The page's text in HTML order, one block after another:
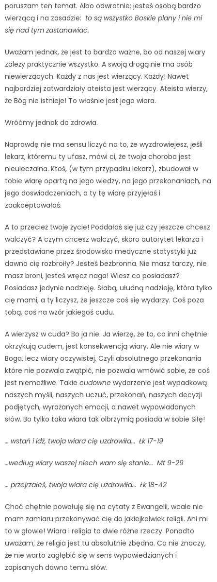
poruszam ten temat. Albo odwrotnie: jesteś osobą bardzo
wierzącą i na zasadzie: to są wszystko Boskie plany i nie mi
się nad tym zastanawiać.
Uważam jednak, że jest to bardzo ważne, bo od naszej wiary
zależy praktycznie wszystko. A swoją drogą nie ma osób
niewierzących. Każdy z nas jest wierzący. Każdy! Nawet
najbardziej zatwardziały ateista jest wierzący. Ateista wierzy,
że Bóg nie istnieje! To właśnie jest jego wiara.
Wróćmy jednak do zdrowia.
Naprawdę nie ma sensu liczyć na to, że wyzdrowiejesz, jeśli
lekarz, któremu ty ufasz, mówi ci, że twoja choroba jest
nieuleczalna. Ktoś, (w tym przypadku lekarz), zbudował w
tobie wiarę opartą na jego wiedzy, na jego przekonaniach, na
jego doswiadczeniach, a ty tę wiarę przyjęłaś i
zaakceptowałaś.
A to przecież twoje życie! Poddałaś się już czy jeszcze chcesz
walczyć? A czym chcesz walczyć, skoro autorytet lekarza i
przedstawiane przez środowisko medyczne statystyki już
dawno cię rozbroiły? Jesteś bezbronna. Nie masz tarczy, nie
masz broni, jesteś wręcz naga! Wiesz co posiadasz?
Posiadasz jedynie nadzieję. Słabą, ułudną nadzieję, która tylko
cię mami, a ty liczysz, że jeszcze coś się wydarzy. Coś poza
tobą, coś na wzór jakiegoś cudu.
A wierzysz w cuda? Bo ja nie. Ja wierzę, że to, co inni chętnie
okrzykują cudem, jest konsekwencją wiary. Ale nie wiary w
Boga, lecz wiary oczywistej. Czyli absolutnego przekonania
które nie pozwala zwątpić, nie pozwala wmówić sobie, że coś
jest niemożliwe. Takie cudowne wydarzenie jest wypadkową
naszych myśli, naszych uczuć, przekonań, naszych decyzji
podjętych, wyrażanych emocji, a nawet wypowiadanych
słów. Bo tylko taka wiara tak olbrzymią posiada w sobie Siłę!
… wstań i idź, twoja wiara cię uzdrowiła… Łk 17-19
…według wiary waszej niech wam się stanie… Mt 9-29
… przejrzałeś, twoja wiara cię uzdrowiła… Łk 18-42
Choć chętnie powołuję się na cytaty z Ewangelii, wcale nie
mam zamiaru przekonywać cię do jakiejkolwiek religii. Ani mi
to w głowie! Wiara i religia to dwie różne rzeczy. Ponadto
uważam, że religia jest tu absolutnie zbędna. Co nie znaczy,
że nie warto zagłębić się w sens wypowiedzianych i
zapisanych dawno temu słów.